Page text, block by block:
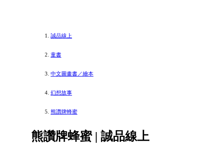
誠品線上
童書
中文圖畫書／繪本
幻想故事
熊讚牌蜂蜜
熊讚牌蜂蜜 | 誠品線上